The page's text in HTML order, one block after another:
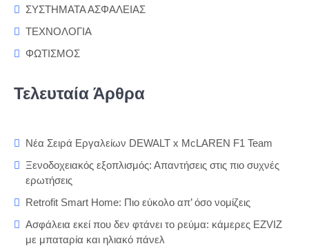
ΣΥΣΤΗΜΑΤΑ ΑΣΦΑΛΕΙΑΣ
ΤΕΧΝΟΛΟΓΙΑ
ΦΩΤΙΣΜΟΣ
Τελευταία Άρθρα
Νέα Σειρά Εργαλείων DEWALT x McLAREN F1 Team
Ξενοδοχειακός εξοπλισμός: Απαντήσεις στις πιο συχνές
ερωτήσεις
Retrofit Smart Home: Πιο εύκολο απ’ όσο νομίζεις
Ασφάλεια εκεί που δεν φτάνει το ρεύμα: κάμερες EZVIZ
με μπαταρία και ηλιακό πάνελ